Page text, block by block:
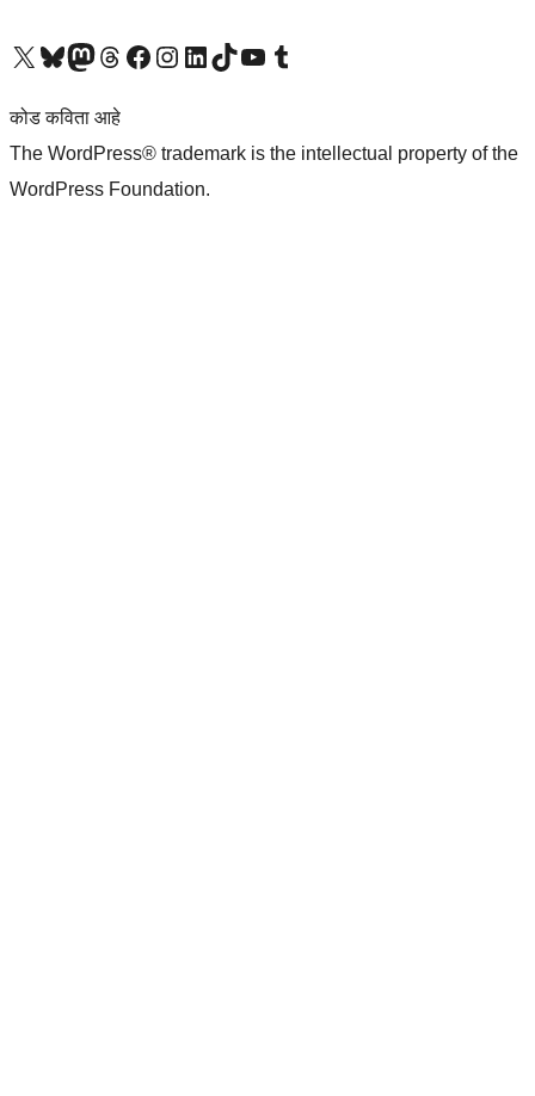
आमच्या X (एक्स) (पूर्वीचे ट्विटर) खात्याला भेट द्या आमच्या ब्लूस्की खात्याला भेट द्या.आमच्या Mastodon खात्याला भेट द्या.आमच्या थ्रेड्स खात्याला भेट द्या. आमच्या फेसबुक पेजला भेट द्या आमच्या इंस्टाग्राम खात्याला भेट द्या आमच्या लिंक्डइन खात्याला भेट द्या आमच्या टिकटॉक अकाउंटला भेट द्या.आमच्या यूट्यूब चॅनेलला भेट द्या आमच्या टंबलर खात्याला भेट द्या.
कोड कविता आहे
The WordPress® trademark is the intellectual property of the
WordPress Foundation.